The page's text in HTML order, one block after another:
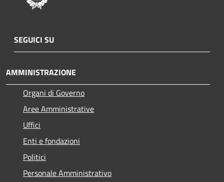
SEGUICI SU
AMMINISTRAZIONE
Organi di Governo
Aree Amministrative
Uffici
Enti e fondazioni
Politici
Personale Amministrativo